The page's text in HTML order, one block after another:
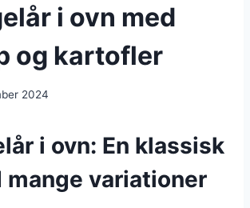
i ovn med
og kartofler
2024
i ovn: En klassisk
mange variationer